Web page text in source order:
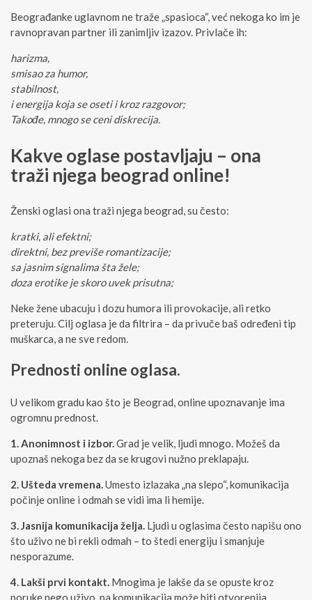
Beograđanke uglavnom ne traže „spasioca“, već nekoga ko im je
ravnopravan partner ili zanimljiv izazov. Privlače ih:
harizma,
smisao za humor,
stabilnost,
i energija koja se oseti i kroz razgovor;
Takođe, mnogo se ceni diskrecija.
Kakve oglase postavljaju – ona
traži njega beograd online!
Ženski oglasi ona traži njega beograd, su često:
kratki, ali efektni;
direktni, bez previše romantizacije;
sa jasnim signalima šta žele;
doza erotike je skoro uvek prisutna;
Neke žene ubacuju i dozu humora ili provokacije, ali retko
preteruju. Cilj oglasa je da filtrira – da privuče baš određeni tip
muškarca, a ne sve redom.
Prednosti online oglasa.
U velikom gradu kao što je Beograd, online upoznavanje ima
ogromnu prednost.
1. Anonimnost i izbor.Grad je velik, ljudi mnogo. Možeš da
upoznaš nekoga bez da se krugovi nužno preklapaju.
2. Ušteda vremena.Umesto izlazaka „na slepo“, komunikacija
počinje online i odmah se vidi ima li hemije.
3. Jasnija komunikacija želja. Ljudi u oglasima često napišu ono
što uživo ne bi rekli odmah – to štedi energiju i smanjuje
nesporazume.
4. Lakši prvi kontakt. Mnogima je lakše da se opuste kroz
poruke nego uživo, pa komunikacija može biti otvorenija.